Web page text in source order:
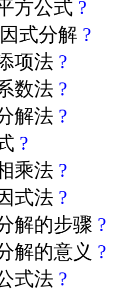
方公式 ?
式分解 ?
项法 ?
数法 ?
解法 ?
?
乘法 ?
式法 ?
解的步骤 ?
解的意义 ?
式法 ?